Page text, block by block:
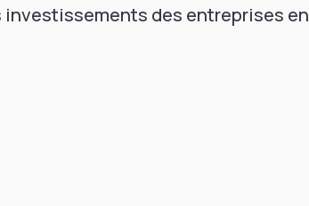
des entreprises en